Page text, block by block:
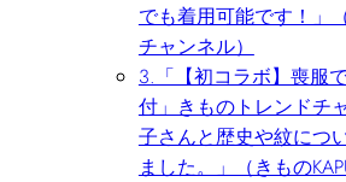
でも着用可能です！」
チャンネル）
3.「【初コラボ】喪服
付」きものトレンドチ
子さんと歴史や紋につ
ました。」（きもの